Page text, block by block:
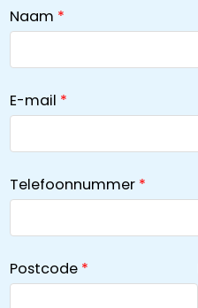
Naam
E-mail
Telefoonnummer
Postcode